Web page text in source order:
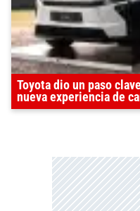
Toyota dio un paso
nueva experiencia de